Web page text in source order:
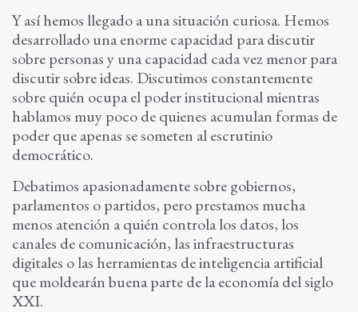
Y así hemos llegado a una situación curiosa. Hemos
desarrollado una enorme capacidad para discutir
sobre personas y una capacidad cada vez menor para
discutir sobre ideas. Discutimos constantemente
sobre quién ocupa el poder institucional mientras
hablamos muy poco de quienes acumulan formas de
poder que apenas se someten al escrutinio
democrático.
Debatimos apasionadamente sobre gobiernos,
parlamentos o partidos, pero prestamos mucha
menos atención a quién controla los datos, los
canales de comunicación, las infraestructuras
digitales o las herramientas de inteligencia artificial
que moldearán buena parte de la economía del siglo
XXI.